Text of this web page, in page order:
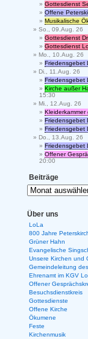
Gottesdienst
Offene
Musikalische
So., 09.Aug. 26
Gottesdienst
Gottesdienst
Mo., 10.Aug. 26
Friedensgebet
Di., 11.Aug. 26
Friedensgebet
Kirche außer
15:30
Mi., 12.Aug. 26
Kleiderkammer
Friedensgebet
Friedensgebet
Do., 13.Aug. 26
Friedensgebet
Offener
20:00
Beiträge
Über uns
LoLa
800 Jahre
Grüner Hahn
Evangelische
Unsere Kirchen und
Gemeindeleitung
Ehrenamt im KGV
Offener
Besuchsdienstkreis
Gottesdienste
Offene Kirche
Ökumene
Feste
Kirchenmusik